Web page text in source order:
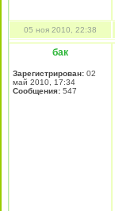
05 ноя 2010, 22:38
бак
Зарегистрирован: 02
май 2010, 17:34
Сообщения: 547